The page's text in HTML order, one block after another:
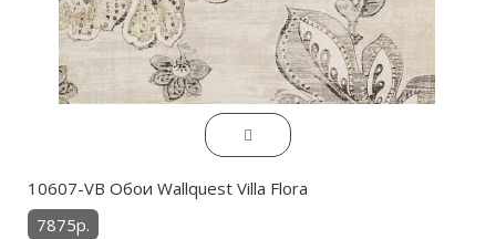
10607-VB Обои Wallquest Villa Flora
7875р.